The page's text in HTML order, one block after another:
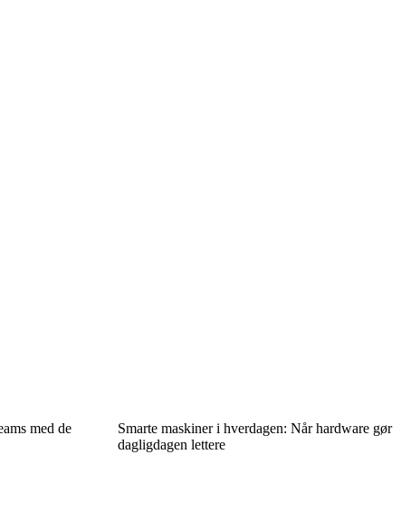
med de
Smarte maskiner i hverdagen: Når hardware gør
dagligdagen lettere